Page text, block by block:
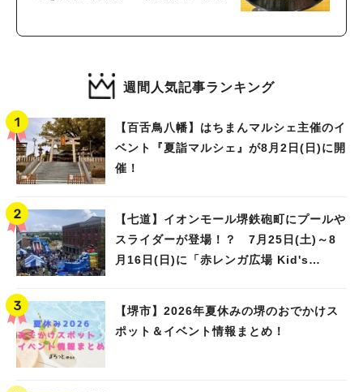
週間人気記事ランキング
【百舌鳥八幡】はちまんマルシェ主催のイ
ベント『夏詣マルシェ』が8月2日(日)に開
催！
【七道】イオンモール堺鉄砲町にプールや
スライダーが登場！？ 7月25日(土)～8
月16日(日)に「赤レンガ広場 Kid's
【堺市】2026年夏休みの堺のおでかけス
ポット＆イベント情報まとめ！